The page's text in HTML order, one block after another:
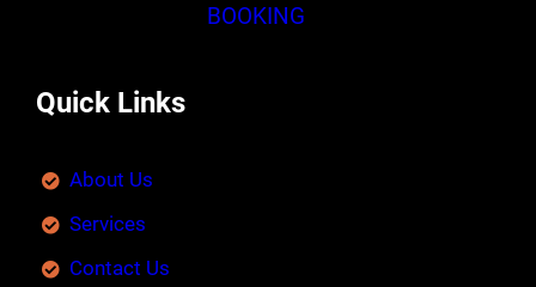
BOOKING
Quick Links
About Us
Services
Contact Us